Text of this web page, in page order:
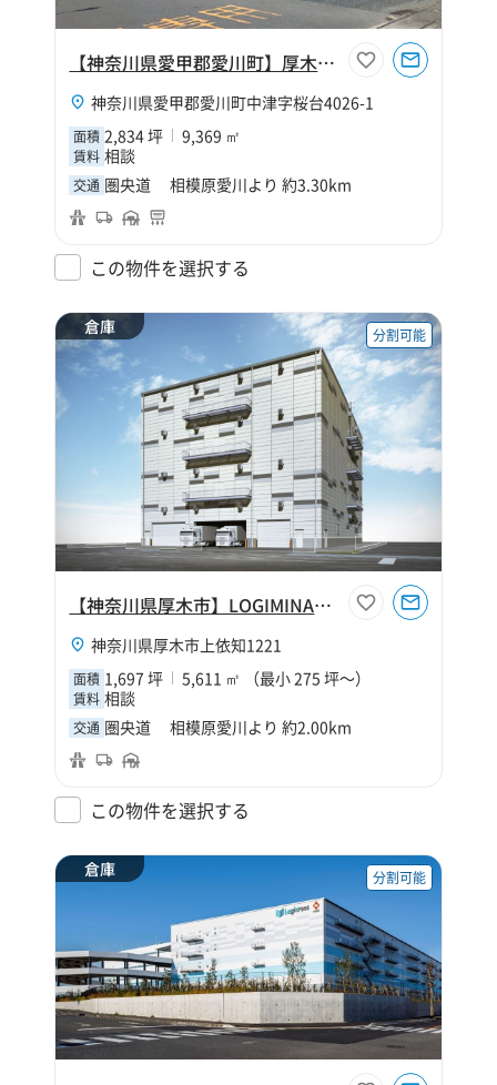
【神奈川県愛甲郡愛川町】厚木センター
神奈川県愛甲郡愛川町中津字桜台4026-1
面積 2,834 坪 9,369 ㎡
賃料 相談
交通 圏央道 相模原愛川より 約3.30km
この物件を選択する
倉庫 分割可能
【神奈川県厚木市】LOGIMINAL厚木
神奈川県厚木市上依知1221
面積 1,697 坪 5,611 ㎡ （最小 275 坪～）
賃料 相談
交通 圏央道 相模原愛川より 約2.00km
この物件を選択する
倉庫 分割可能